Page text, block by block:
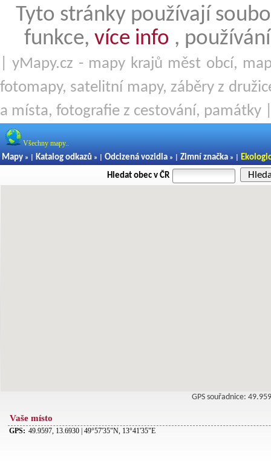
Tyto stránky používají
funkce, více info ,
| yMapy.cz - mapy krajů měst obcí,
fotomapy, satelitní mapy, záběry z
a místa, fotografie z cestování, památky
Všechny mapy..
Mapy » | Katalog odkazů » | Odcizená vozidla » | Zimní značka » |
Hledat obec v ČR
GPS souřadnice:
Vaše místo
GPS: 49.9597, 13.6930 | 49°57'35"N, 13°41'35"E